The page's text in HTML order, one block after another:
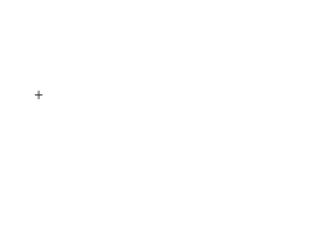
+